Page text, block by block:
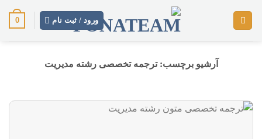
ورود / ثبت نام 0
آرشیو برچسب:ترجمه تخصصی رشته مدیریت